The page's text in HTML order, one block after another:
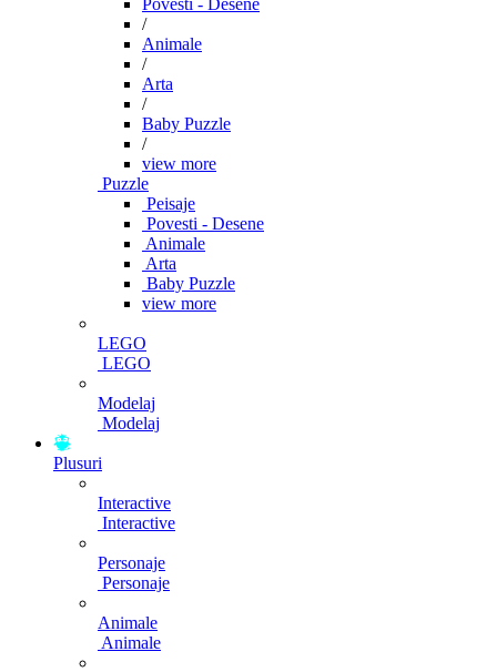
Povesti - Desene
/
Animale
/
Arta
/
Baby Puzzle
/
view more
Puzzle
Peisaje
Povesti - Desene
Animale
Arta
Baby Puzzle
view more
LEGO
LEGO
Modelaj
Modelaj
Plusuri
Interactive
Interactive
Personaje
Personaje
Animale
Animale